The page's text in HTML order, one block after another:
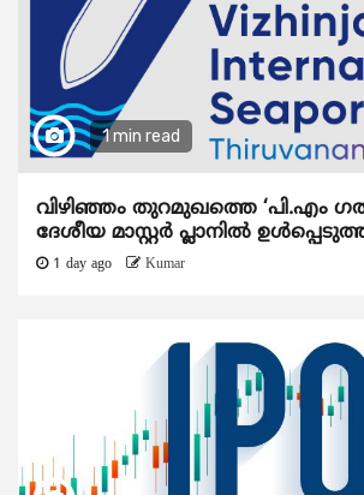
1 min read
വിഴിഞ്ഞം തുറമുഖത്തെ ‘പി.എം
ദേശീയ മാസ്റ്റർ പ്ലാനിൽ
1 day ago Kumar